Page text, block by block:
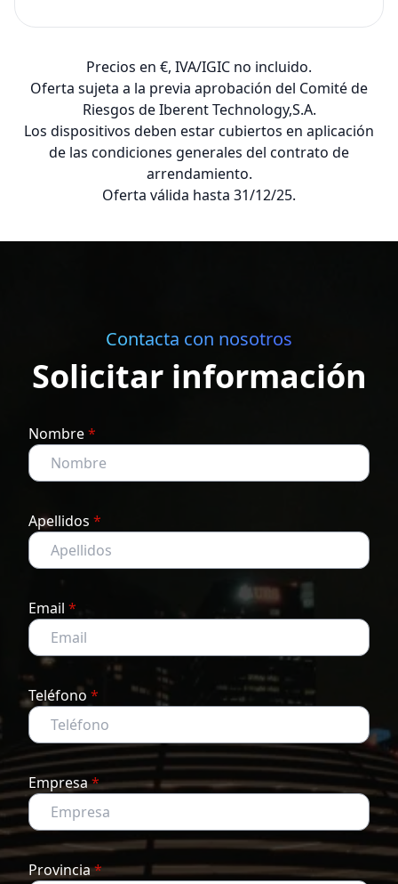
Precios en €, IVA/IGIC no incluido.
Oferta sujeta a la previa aprobación del Comité de
Riesgos de Iberent Technology,S.A.
Los dispositivos deben estar cubiertos en aplicación
de las condiciones generales del contrato de
arrendamiento.
Oferta válida hasta 31/12/25.
Contacta con nosotros
Solicitar información
Nombre*
Apellidos *
Email *
Teléfono *
Empresa*
Provincia*